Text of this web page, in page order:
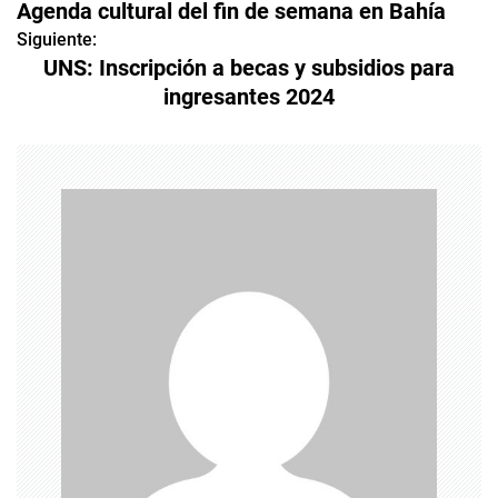
a
Agenda cultural del fin de semana en Bahía
Siguiente:
UNS: Inscripción a becas y subsidios para
ingresantes 2024